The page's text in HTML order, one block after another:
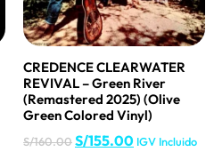
CREDENCE CLEARWATER
REVIVAL – Green River
(Remastered 2025) (Olive
Green Colored Vinyl)
S/160.00S/155.00 IGV Incluido